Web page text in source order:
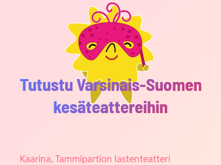
Tutustu Varsinais-Suomen
kesäteattereihin
Kaa­ri­na, Tam­mi­par­tion las­ten­teat­te­ri